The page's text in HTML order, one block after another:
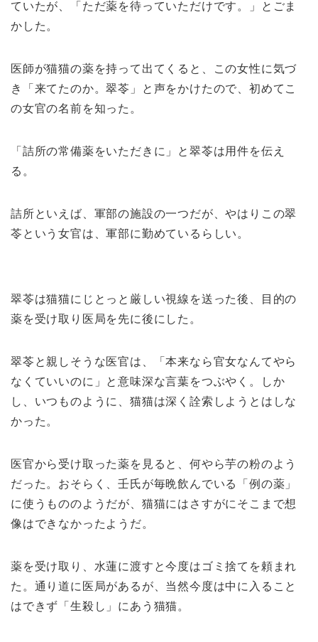
ていたが、「ただ薬を待っていただけです。」とごま
かした。
医師が猫猫の薬を持って出てくると、この女性に気づ
き「来てたのか。翠苓」と声をかけたので、初めてこ
の女官の名前を知った。
「詰所の常備薬をいただきに」と翠苓は用件を伝え
る。
詰所といえば、軍部の施設の一つだが、やはりこの翠
苓という女官は、軍部に勤めているらしい。
翠苓は猫猫にじとっと厳しい視線を送った後、目的の
薬を受け取り医局を先に後にした。
翠苓と親しそうな医官は、「本来なら官女なんてやら
なくていいのに」と意味深な言葉をつぶやく。しか
し、いつものように、猫猫は深く詮索しようとはしな
かった。
医官から受け取った薬を見ると、何やら芋の粉のよう
だった。おそらく、壬氏が毎晩飲んでいる「例の薬」
に使うもののようだが、猫猫にはさすがにそこまで想
像はできなかったようだ。
薬を受け取り、水蓮に渡すと今度はゴミ捨てを頼まれ
た。通り道に医局があるが、当然今度は中に入ること
はできず「生殺し」にあう猫猫。